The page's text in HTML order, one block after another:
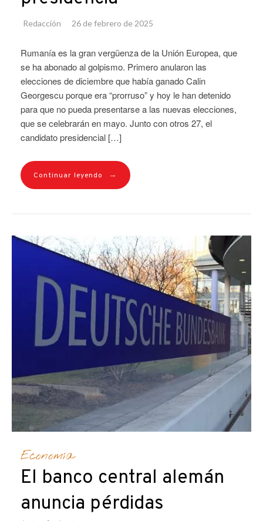
Redacción 26 de febrero de 2025
Rumanía es la gran vergüenza de la Unión Europea, que
se ha abonado al golpismo. Primero anularon las
elecciones de diciembre que había ganado Calin
Georgescu porque era “prorruso” y hoy le han detenido
para que no pueda presentarse a las nuevas elecciones,
que se celebrarán en mayo. Junto con otros 27, el
candidato presidencial […]
Continuar leyendo →
Economía
El banco central alemán
anuncia pérdidas